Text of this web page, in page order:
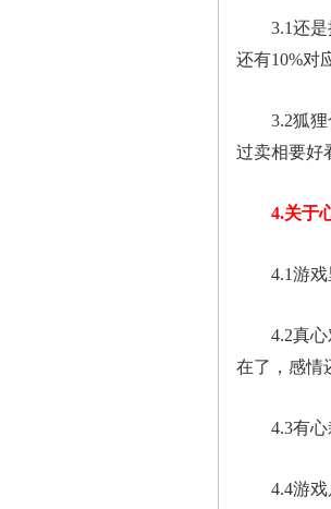
3.1还是推
还有10%对
3.2狐狸合
过卖相要好
4.关于心
4.1游戏里
4.2真心对
在了，感情
4.3有心栽
4.4游戏只